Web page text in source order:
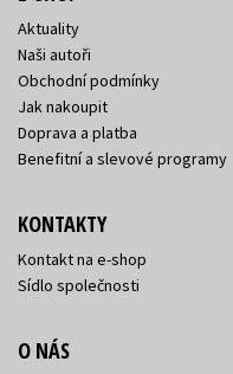
Aktuality
Naši autoři
Obchodní podmínky
Jak nakoupit
Doprava a platba
Benefitní a slevové programy
KONTAKTY
Kontakt na e-shop
Sídlo společnosti
O NÁS